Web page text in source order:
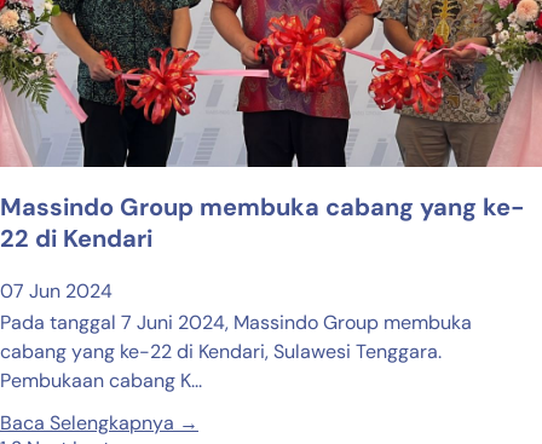
Massindo Group membuka cabang yang ke-
22 di Kendari
07 Jun 2024
Pada tanggal 7 Juni 2024, Massindo Group membuka
cabang yang ke-22 di Kendari, Sulawesi Tenggara.
Pembukaan cabang K...
Baca Selengkapnya →